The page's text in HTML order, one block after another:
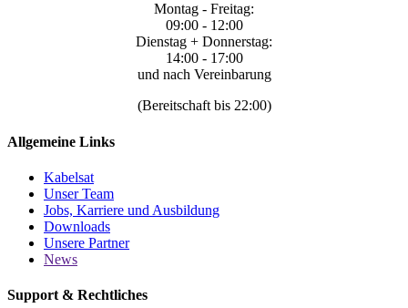
Montag - Freitag:
09:00 - 12:00
Dienstag + Donnerstag:
14:00 - 17:00
und nach Vereinbarung
(Bereitschaft bis 22:00)
Allgemeine Links
Kabelsat
Unser Team
Jobs, Karriere und Ausbildung
Downloads
Unsere Partner
News
Support & Rechtliches